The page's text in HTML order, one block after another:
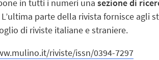
in tutti i numeri una sezione di
L’ultima parte della rivista fornisce agli
di riviste italiane e straniere.
riviste/issn/0394-7297